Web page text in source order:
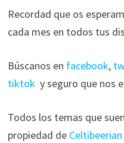
Recordad que os
cada mes en todos tus
Búscanos en facebook,
tiktoky seguro que nos
Todos los temas que
propiedad de Celtibeerian